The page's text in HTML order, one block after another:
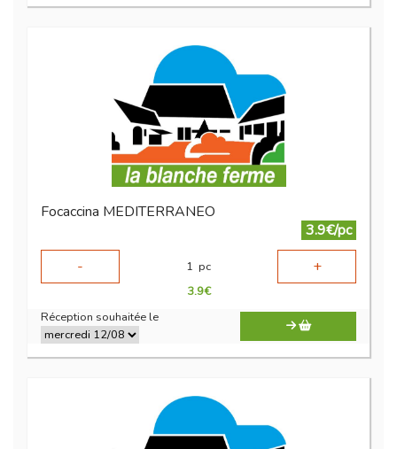
Focaccina MEDITERRANEO
3.9€/pc
-
1 pc +
3.9€
Réception souhaitée le